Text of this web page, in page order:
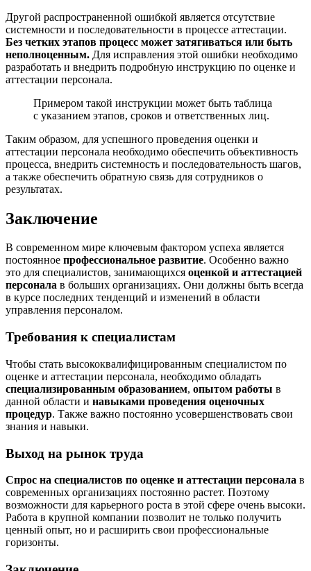
Другой распространенной ошибкой является отсутствие
системности и последовательности в процессе аттестации.
Без четких этапов процесс может затягиваться или быть
неполноценным. Для исправления этой ошибки необходимо
разработать и внедрить подробную инструкцию по оценке и
аттестации персонала.
Примером такой инструкции может быть таблица
с указанием этапов, сроков и ответственных лиц.
Таким образом, для успешного проведения оценки и
аттестации персонала необходимо обеспечить объективность
процесса, внедрить системность и последовательность шагов,
а также обеспечить обратную связь для сотрудников о
результатах.
Заключение
В современном мире ключевым фактором успеха является
постоянное профессиональное развитие. Особенно важно
это для специалистов, занимающихся оценкой и аттестацией
персонала в больших организациях. Они должны быть всегда
в курсе последних тенденций и изменений в области
управления персоналом.
Требования к специалистам
Чтобы стать высококвалифицированным специалистом по
оценке и аттестации персонала, необходимо обладать
специализированным образованием, опытом работы в
данной области и навыками проведения оценочных
процедур. Также важно постоянно усовершенствовать свои
знания и навыки.
Выход на рынок труда
Спрос на специалистов по оценке и аттестации персонала в
современных организациях постоянно растет. Поэтому
возможности для карьерного роста в этой сфере очень высоки.
Работа в крупной компании позволит не только получить
ценный опыт, но и расширить свои профессиональные
горизонты.